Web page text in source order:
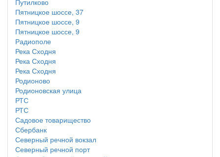
Путилково
Пятницкое шоссе, 37
Пятницкое шоссе, 9
Пятницкое шоссе, 9
Радиополе
Река Сходня
Река Сходня
Река Сходня
Родионово
Родионовская улица
РТС
РТС
Садовое товарищество
Сбербанк
Северный речной вокзал
Северный речной порт